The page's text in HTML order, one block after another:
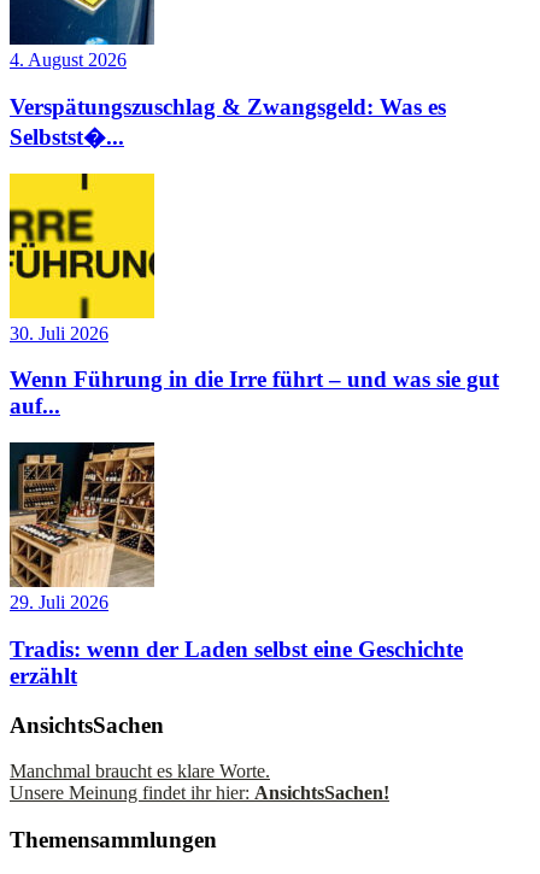
4. August 2026
Verspätungszuschlag & Zwangsgeld: Was es
Selbstst�...
30. Juli 2026
Wenn Führung in die Irre führt – und was sie gut
auf...
29. Juli 2026
Tradis: wenn der Laden selbst eine Geschichte
erzählt
AnsichtsSachen
Manchmal braucht es klare Worte.
Unsere Meinung findet ihr hier: AnsichtsSachen!
Themensammlungen